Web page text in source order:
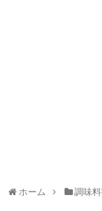
ホーム 調味